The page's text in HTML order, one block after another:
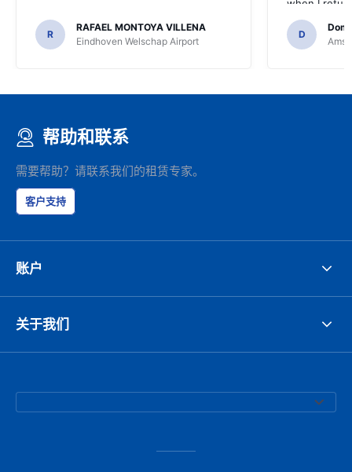
R
RAFAEL MONTOYA VILLENA
Eindhoven Welschap Airport
when I
the desk
will be
check the
D
帮助和联系
需要帮助？请联系我们的租赁专家。
客户支持
账户
关于我们